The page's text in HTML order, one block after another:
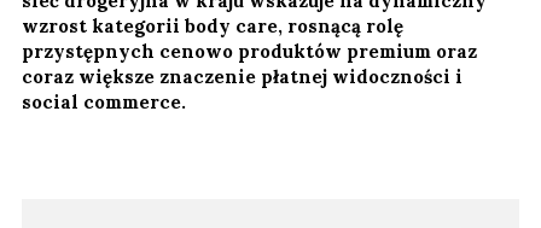
wzrost kategorii body care, rosnącą rolę
przystępnych cenowo produktów premium oraz
coraz większe znaczenie płatnej widoczności i
social commerce.